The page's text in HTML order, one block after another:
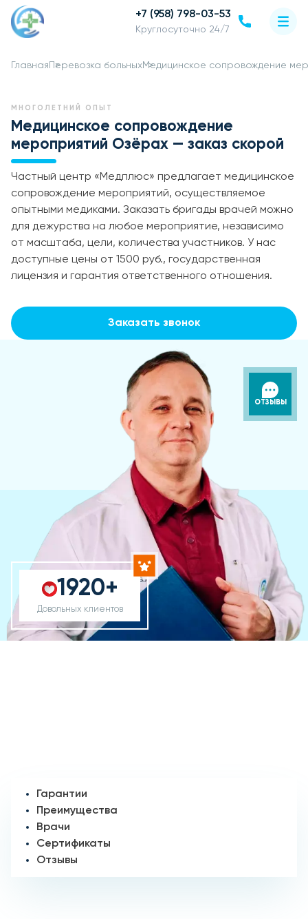
+7 (958) 798-03-53
Круглосуточно 24/7
Главная Перевозка больныхМедицинское сопровождение
МНОГОЛЕТНИЙ ОПЫТ
Медицинское сопровождение
мероприятий Озёрах — заказ скорой
Частный центр «Медплюс» предлагает медицинское
сопровождение мероприятий, осуществляемое
опытными медиками. Заказать бригады врачей можно
для дежурства на любое мероприятие, независимо
от масштаба, цели, количества участников. У нас
доступные цены от 1500 руб., государственная
лицензия и гарантия ответственного отношения.
Заказать звонок
1920+
Довольных клиентов
ОТЗЫВЫ
Гарантии
Преимущества
Врачи
Сертификаты
Отзывы